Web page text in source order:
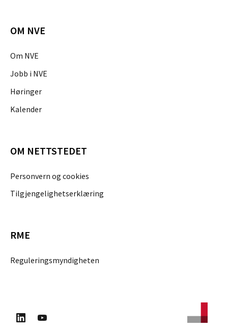
OM NVE
Om NVE
Jobb i NVE
Høringer
Kalender
OM NETTSTEDET
Personvern og cookies
Tilgjengelighetserklæring
RME
Reguleringsmyndigheten